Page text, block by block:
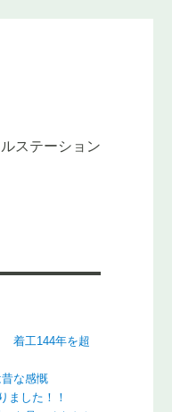
ステーション
着工144年を超
昔な感慨
ました！！